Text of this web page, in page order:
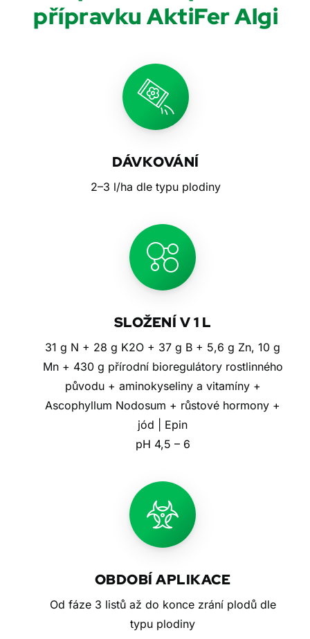
přípravku AktiFer Algi
DÁVKOVÁNÍ
2–3 l/ha dle typu plodiny
SLOŽENÍ V 1 L
31 g N + 28 g K2O + 37 g B + 5,6 g Zn, 10 g
Mn + 430 g přírodní bioregulátory rostlinného
původu + aminokyseliny a vitamíny +
Ascophyllum Nodosum + růstové hormony +
jód | Epin
pH 4,5 – 6
OBDOBÍ APLIKACE
Od fáze 3 listů až do konce zrání plodů dle
typu plodiny